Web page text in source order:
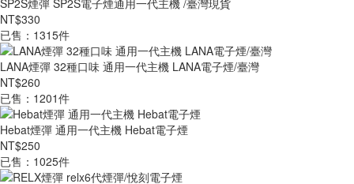
SP2S煙彈 SP2S電子煙通用一代主機 /臺灣現貨
NT$330
已售：1315件
LANA煙彈 32種口味 通用一代主機 LANA電子煙/臺灣
NT$260
已售：1201件
Hebat煙彈 通用一代主機 Hebat電子煙
NT$250
已售：1025件